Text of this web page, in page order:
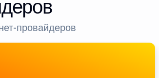
провайдеров